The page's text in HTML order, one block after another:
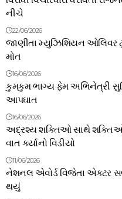
નીચે
22/06/2026
જાણીતા મ્યુઝિશિયન ઓલિવર
મોત
16/06/2026
કુમકુમ ભાગ્ય ફેમ અભિનેત્રી
આપઘાત
16/06/2026
અદ્રશ્ય શક્તિઓ સાથે શક્તિઓ
વાત કર્યાનો વિડીયો
11/06/2026
નેશનલ એવોર્ડ વિજેતા એક્ટર
થયું